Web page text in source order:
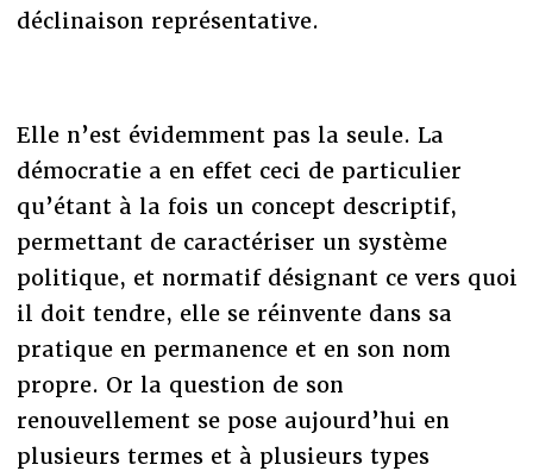
déclinaison représentative.
Elle n’est évidemment pas la seule. La
démocratie a en effet ceci de particulier
qu’étant à la fois un concept descriptif,
permettant de caractériser un système
politique, et normatif désignant ce vers quoi
il doit tendre, elle se réinvente dans sa
pratique en permanence et en son nom
propre. Or la question de son
renouvellement se pose aujourd’hui en
plusieurs termes et à plusieurs types